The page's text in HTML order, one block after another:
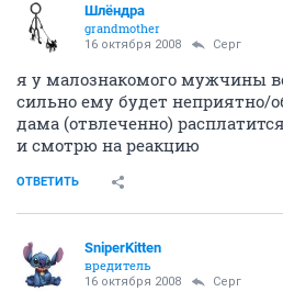
Шлёндра
grandmother
16 октября 2008 Серг
я у малознакомого мужчины
сильно ему будет неприятно/
дама (отвлеченно)
и смотрю на реакцию
ОТВЕТИТЬ
SniperKitten
вредитель
16 октября 2008 Серг